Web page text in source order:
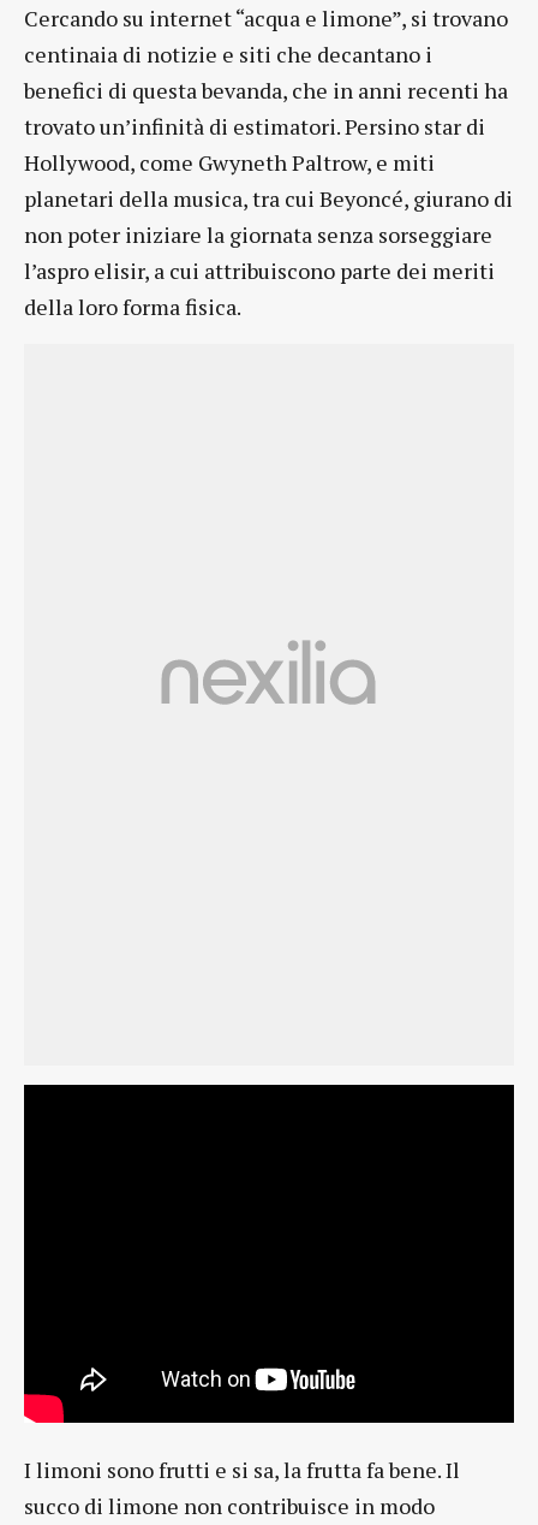
Cercando su internet “acqua e limone”, si trovano
centinaia di notizie e siti che decantano i
benefici di questa bevanda, che in anni recenti ha
trovato un’infinità di estimatori. Persino star di
Hollywood, come Gwyneth Paltrow, e miti
planetari della musica, tra cui Beyoncé, giurano di
non poter iniziare la giornata senza sorseggiare
l’aspro elisir, a cui attribuiscono parte dei meriti
della loro forma fisica.
I limoni sono frutti e si sa, la frutta fa bene. Il
succo di limone non contribuisce in modo